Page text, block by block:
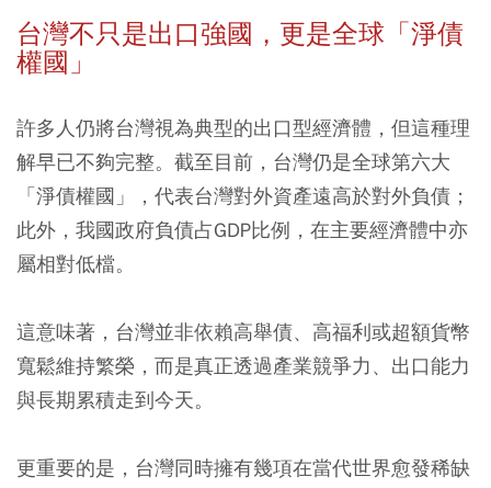
台灣不只是出口強國，更是全球「淨債
權國」
許多人仍將台灣視為典型的出口型經濟體，但這種理
解早已不夠完整。截至目前，台灣仍是全球第六大
「淨債權國」，代表台灣對外資產遠高於對外負債；
此外，我國政府負債占GDP比例，在主要經濟體中亦
屬相對低檔。
這意味著，台灣並非依賴高舉債、高福利或超額貨幣
寬鬆維持繁榮，而是真正透過產業競爭力、出口能力
與長期累積走到今天。
更重要的是，台灣同時擁有幾項在當代世界愈發稀缺